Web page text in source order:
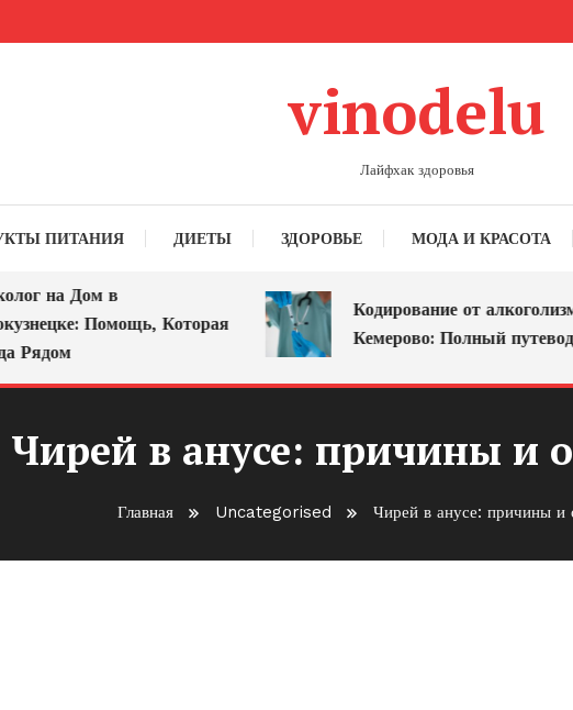
vinodelu
Лайфхак здоровья
ПИТАНИЯ ДИЕТЫ ЗДОРОВЬЕ МОДА И КРАСОТА
на Дом в
Помощь, Которая
Кодирование от алкоголизма в
Кемерово: Полный
Чирей в анусе: причины и
Главная Uncategorised Чирей в анусе: причины и